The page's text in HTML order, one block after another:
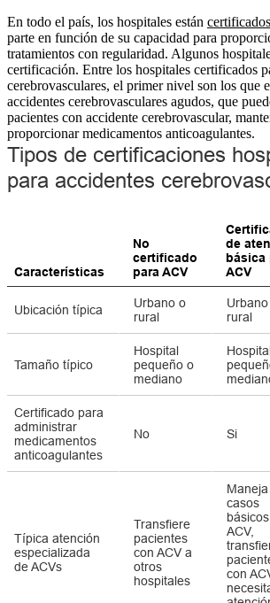
En todo el país, los hospitales están
parte en función de su capacidad para
tratamientos con regularidad. Algunos
certificación. Entre los hospitales certificados
cerebrovasculares, el primer nivel son los que
accidentes cerebrovasculares agudos, que
pacientes con accidente cerebrovascular,
proporcionar medicamentos anticoagulantes.